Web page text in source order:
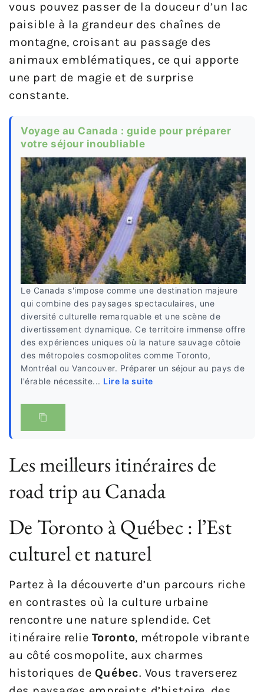
vous pouvez passer de la douceur d’un lac
paisible à la grandeur des chaînes de
montagne, croisant au passage des
animaux emblématiques, ce qui apporte
une part de magie et de surprise
constante.
Voyage au Canada : guide pour préparer
votre séjour inoubliable
Le Canada s'impose comme une destination majeure
qui combine des paysages spectaculaires, une
diversité culturelle remarquable et une scène de
divertissement dynamique. Ce territoire immense offre
des expériences uniques où la nature sauvage côtoie
des métropoles cosmopolites comme Toronto,
Montréal ou Vancouver. Préparer un séjour au pays de
l'érable nécessite... Lire la suite
Les meilleurs itinéraires de
road trip au Canada
De Toronto à Québec : l’Est
culturel et naturel
Partez à la découverte d’un parcours riche
en contrastes où la culture urbaine
rencontre une nature splendide. Cet
itinéraire relie Toronto, métropole vibrante
au côté cosmopolite, aux charmes
historiques de Québec. Vous traverserez